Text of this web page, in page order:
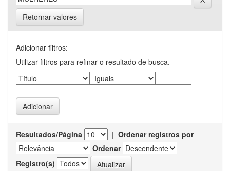
Retornar valores
Adicionar filtros:
Utilizar filtros para refinar o resultado de busca.
Resultados/Página | Ordenar registros por
Ordenar
Registro(s)